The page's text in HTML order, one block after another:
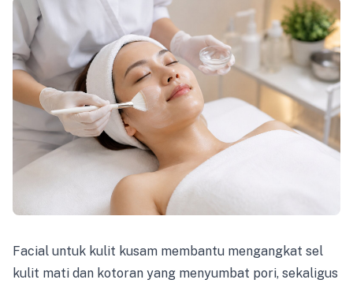
Facial untuk kulit kusam membantu mengangkat sel
kulit mati dan kotoran yang menyumbat pori, sekaligus